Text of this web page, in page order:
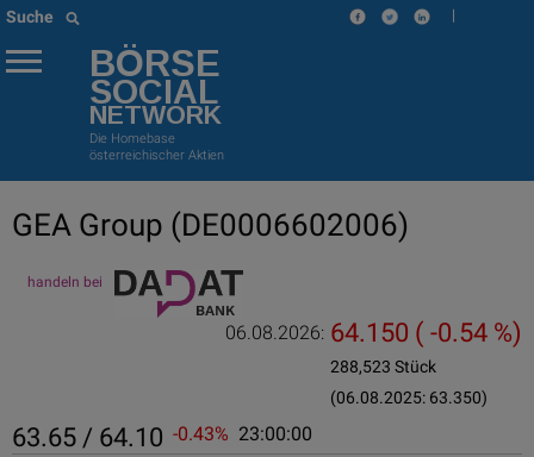
Suche |
BÖRSE
SOCIAL
NETWORK
Die Homebase
österreichischer Aktien
GEA Group (DE0006602006)
handeln bei
06.08.2026: 64.150 ( -0.54 %)
288,523 Stück
(06.08.2025: 63.350)
63.65 / 64.10 -0.43% 23:00:00